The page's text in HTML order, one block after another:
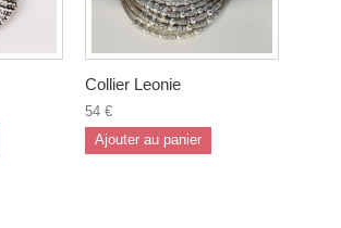
Collier Leonie
54 €
Ajouter au panier